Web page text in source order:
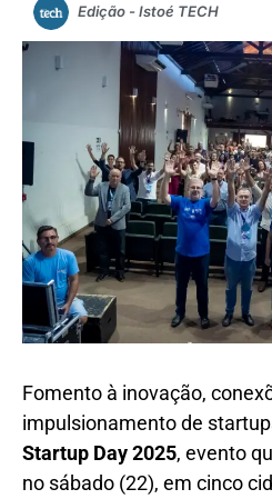
Edição - Istoé TECH
Fomento à inovação,
impulsionamento de
Startup Day 2025, evento
no sábado (22), em cinco